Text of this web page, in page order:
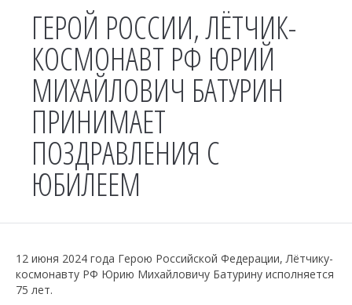
ГЕРОЙ РОССИИ, ЛЁТЧИК-
КОСМОНАВТ РФ ЮРИЙ
МИХАЙЛОВИЧ БАТУРИН
ПРИНИМАЕТ
ПОЗДРАВЛЕНИЯ С
ЮБИЛЕЕМ
12 июня 2024 года Герою Российской Федерации, Лётчику-
космонавту РФ Юрию Михайловичу Батурину исполняется
75 лет.